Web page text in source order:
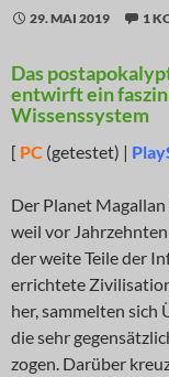
29. MAI 2019 1
Das
entwirft ein
Wissenssystem
[ PC (getestet) |
Der Planet
weil vor
der weite Teile der
errichtete
her, sammelten sich
die sehr
zogen. Darüber